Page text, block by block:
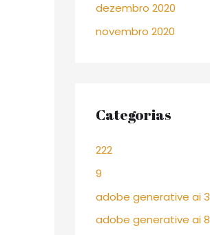
dezembro 2020
novembro 2020
Categorias
222
9
adobe generative ai 3
adobe generative ai 8